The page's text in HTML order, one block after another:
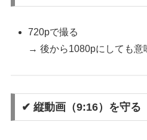
720pで撮る
→ 後から1080pにしても意
✔ 縦動画（9:16）を守る